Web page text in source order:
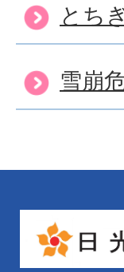
とち
雪崩